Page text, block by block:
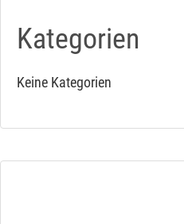
Kategorien
Keine Kategorien